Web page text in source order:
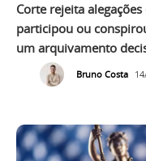
Corte rejeita
participou ou
um arquivamento
Bruno Costa